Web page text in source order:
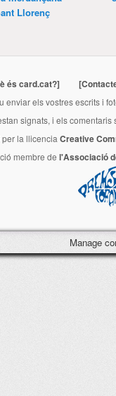
Llorenç
és card.cat?]
enviar els vostres escrits i
signats, i els
la llicencia Creative
membre de l'Associació
Manage